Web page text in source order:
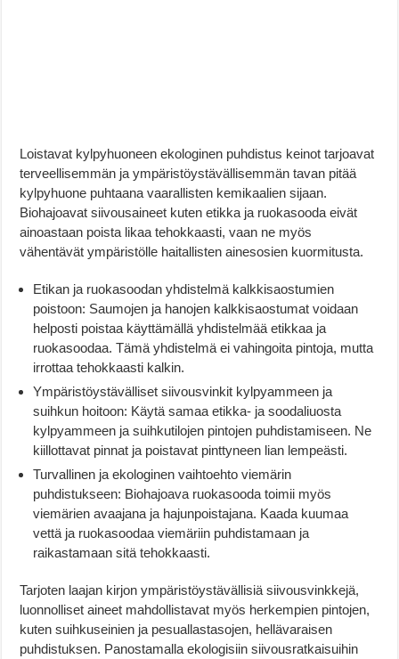
Loistavat kylpyhuoneen ekologinen puhdistus keinot tarjoavat
terveellisemmän ja ympäristöystävällisemmän tavan pitää
kylpyhuone puhtaana vaarallisten kemikaalien sijaan.
Biohajoavat siivousaineet kuten etikka ja ruokasooda eivät
ainoastaan poista likaa tehokkaasti, vaan ne myös
vähentävät ympäristölle haitallisten ainesosien kuormitusta.
Etikan ja ruokasoodan yhdistelmä kalkkisaostumien
poistoon: Saumojen ja hanojen kalkkisaostumat voidaan
helposti poistaa käyttämällä yhdistelmää etikkaa ja
ruokasoodaa. Tämä yhdistelmä ei vahingoita pintoja, mutta
irrottaa tehokkaasti kalkin.
Ympäristöystävälliset siivousvinkit kylpyammeen ja
suihkun hoitoon: Käytä samaa etikka- ja soodaliuosta
kylpyammeen ja suihkutilojen pintojen puhdistamiseen. Ne
kiillottavat pinnat ja poistavat pinttyneen lian lempeästi.
Turvallinen ja ekologinen vaihtoehto viemärin
puhdistukseen: Biohajoava ruokasooda toimii myös
viemärien avaajana ja hajunpoistajana. Kaada kuumaa
vettä ja ruokasoodaa viemäriin puhdistamaan ja
raikastamaan sitä tehokkaasti.
Tarjoten laajan kirjon ympäristöystävällisiä siivousvinkkejä,
luonnolliset aineet mahdollistavat myös herkempien pintojen,
kuten suihkuseinien ja pesuallastasojen, hellävaraisen
puhdistuksen. Panostamalla ekologisiin siivousratkaisuihin